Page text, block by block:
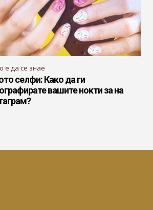
е да се знае
селфи: Како да ги
вашите нокти за на